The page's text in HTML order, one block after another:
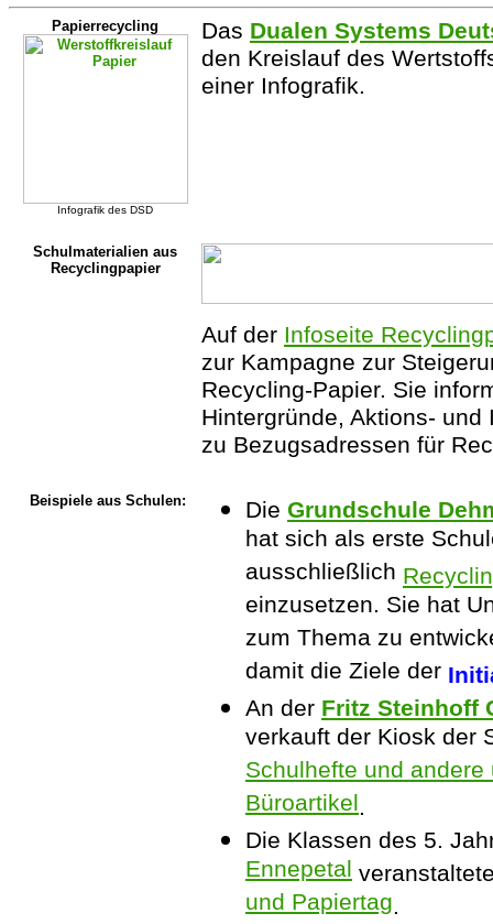
Papierrecycling
Infografik des DSD
Das Dualen Systems
den Kreislauf des
einer Infografik.
Schulmaterialien aus
Recyclingpapier
Auf der Infoseite
zur Kampagne zur
Recycling-Papier. Sie
Hintergründe, Aktions-
zu Bezugsadressen für
Beispiele aus Schulen: Die Grundschule
hat sich als erste
ausschließlich
einzusetzen. Sie hat
zum Thema zu
damit die Ziele der
An der Fritz Steinhoff
verkauft der Kiosk der
Schulhefte und
Büroartikel.
Die Klassen des 5.
Ennepetal
und Papiertag.